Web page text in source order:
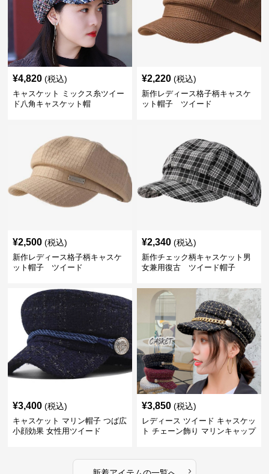
¥4,820 (税込)
キャスケット ミックス糸ツイー
ド八角キャスケット帽
¥2,220 (税込)
新作レディース格子柄キャスケ
ット帽子 ツイード
¥2,500 (税込)
新作レディース格子柄キャスケ
ット帽子 ツイード
¥2,340 (税込)
新作チェック柄キャスケット男
女兼用復古 ツイード帽子
¥3,400 (税込)
キャスケット マリン帽子 つば広
小顔効果 女性用ツイード
¥3,850 (税込)
レディース ツイード キャスケッ
ト チェーン飾り マリンキャップ
›